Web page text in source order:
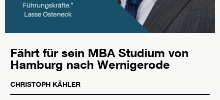
Fährt für sein MBA Studium von
Hamburg nach Wernigerode
CHRISTOPH KÄHLER